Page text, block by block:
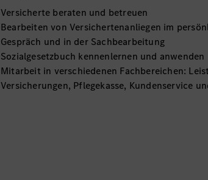
Versicherte beraten und betreuen
Bearbeiten von Versichertenanliegen im
Gespräch und in der Sachbearbeitung
Sozialgesetzbuch kennenlernen und anwenden
Mitarbeit in verschiedenen Fachbereichen:
Versicherungen, Pflegekasse, Kundenservice